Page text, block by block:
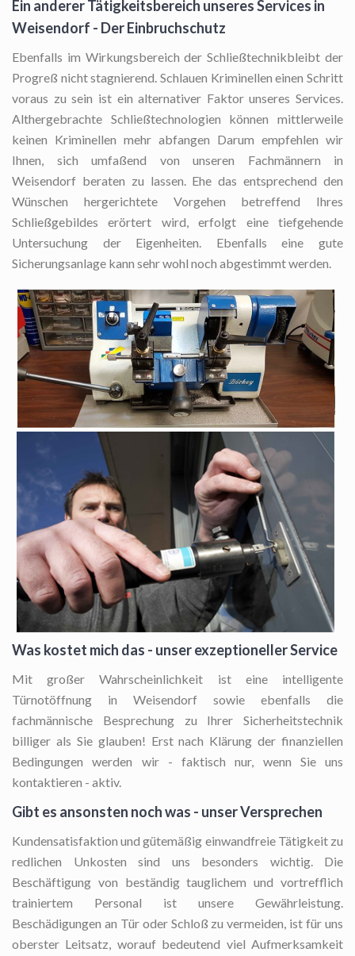
Ein anderer Tätigkeitsbereich unseres Services in
Weisendorf - Der Einbruchschutz
Ebenfalls im Wirkungsbereich der Schließtechnikbleibt der
Progreß nicht stagnierend. Schlauen Kriminellen einen Schritt
voraus zu sein ist ein alternativer Faktor unseres Services.
Althergebrachte Schließtechnologien können mittlerweile
keinen Kriminellen mehr abfangen Darum empfehlen wir
Ihnen, sich umfaßend von unseren Fachmännern in
Weisendorf beraten zu lassen. Ehe das entsprechend den
Wünschen hergerichtete Vorgehen betreffend Ihres
Schließgebildes erörtert wird, erfolgt eine tiefgehende
Untersuchung der Eigenheiten. Ebenfalls eine gute
Sicherungsanlage kann sehr wohl noch abgestimmt werden.
Was kostet mich das - unser exzeptioneller Service
Mit großer Wahrscheinlichkeit ist eine intelligente
Türnotöffnung in Weisendorf sowie ebenfalls die
fachmännische Besprechung zu Ihrer Sicherheitstechnik
billiger als Sie glauben! Erst nach Klärung der finanziellen
Bedingungen werden wir - faktisch nur, wenn Sie uns
kontaktieren - aktiv.
Gibt es ansonsten noch was - unser Versprechen
Kundensatisfaktion und gütemäßig einwandfreie Tätigkeit zu
redlichen Unkosten sind uns besonders wichtig. Die
Beschäftigung von beständig tauglichem und vortrefflich
trainiertem Personal ist unsere Gewährleistung.
Beschädigungen an Tür oder Schloß zu vermeiden, ist für uns
oberster Leitsatz, worauf bedeutend viel Aufmerksamkeit